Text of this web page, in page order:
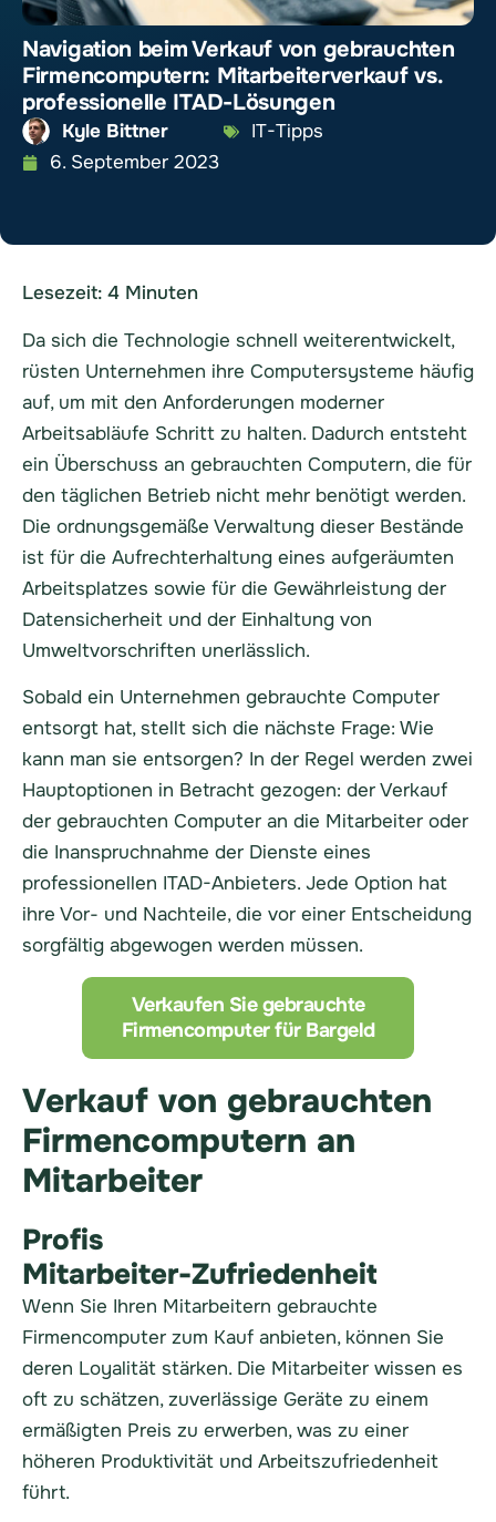
Navigation beim Verkauf von gebrauchten
Firmencomputern: Mitarbeiterverkauf vs.
professionelle ITAD-Lösungen
Kyle Bittner
IT-Tipps
6. September 2023
Lesezeit: 4 Minuten
Da sich die Technologie schnell weiterentwickelt,
rüsten Unternehmen ihre Computersysteme häufig
auf, um mit den Anforderungen moderner
Arbeitsabläufe Schritt zu halten. Dadurch entsteht
ein Überschuss an gebrauchten Computern, die für
den täglichen Betrieb nicht mehr benötigt werden.
Die ordnungsgemäße Verwaltung dieser Bestände
ist für die Aufrechterhaltung eines aufgeräumten
Arbeitsplatzes sowie für die Gewährleistung der
Datensicherheit und der Einhaltung von
Umweltvorschriften unerlässlich.
Sobald ein Unternehmen gebrauchte Computer
entsorgt hat, stellt sich die nächste Frage: Wie
kann man sie entsorgen? In der Regel werden zwei
Hauptoptionen in Betracht gezogen: der Verkauf
der gebrauchten Computer an die Mitarbeiter oder
die Inanspruchnahme der Dienste eines
professionellen ITAD-Anbieters. Jede Option hat
ihre Vor- und Nachteile, die vor einer Entscheidung
sorgfältig abgewogen werden müssen.
Verkaufen Sie gebrauchte
Firmencomputer für Bargeld
Verkauf von gebrauchten
Firmencomputern an
Mitarbeiter
Profis
Mitarbeiter-Zufriedenheit
Wenn Sie Ihren Mitarbeitern gebrauchte
Firmencomputer zum Kauf anbieten, können Sie
deren Loyalität stärken. Die Mitarbeiter wissen es
oft zu schätzen, zuverlässige Geräte zu einem
ermäßigten Preis zu erwerben, was zu einer
höheren Produktivität und Arbeitszufriedenheit
führt.